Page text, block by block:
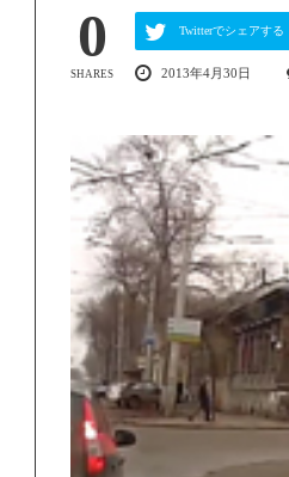
0
SHARES
Twitterでシェアする
2013年4月30日